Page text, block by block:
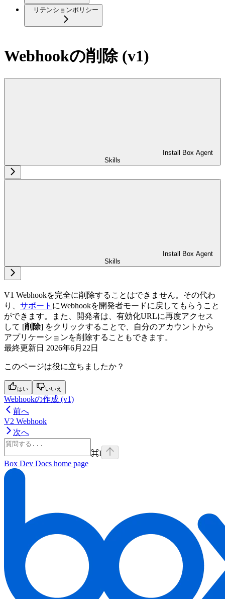
リテンションポリシー
Webhookの削除 (v1)
Install Box Agent
Skills
Install Box Agent
Skills
V1 Webhookを完全に削除することはできません。その代わ
り、 サポート にWebhookを開発者モードに戻してもらうこと
ができます。また、開発者は、有効化URLに再度アクセス
して [削除] をクリックすることで、自分のアカウントから
アプリケーションを削除することもできます。
最終更新日 2026年6月22日
このページは役に立ちましたか？
はい いいえ
Webhookの作成 (v1)
前へ
V2 Webhook
次へ
⌘I
Box Dev Docs home page